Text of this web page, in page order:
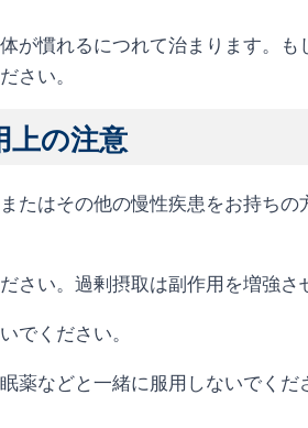
が慣れるにつれて治まります。
さい。
上の注意
たはその他の慢性疾患をお持ち
さい。過剰摂取は副作用を増強さ
でください。
薬などと一緒に服用しないでく